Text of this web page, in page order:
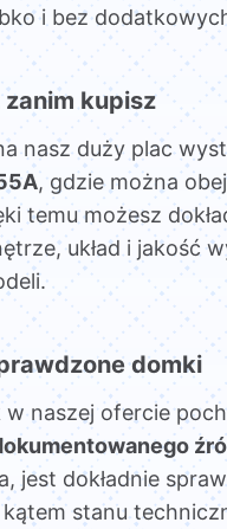
i bez
zanim kupisz
nasz duży plac
, gdzie można
temu możesz
układ i jakość
domki
w naszej ofercie
jest dokładnie
stanu